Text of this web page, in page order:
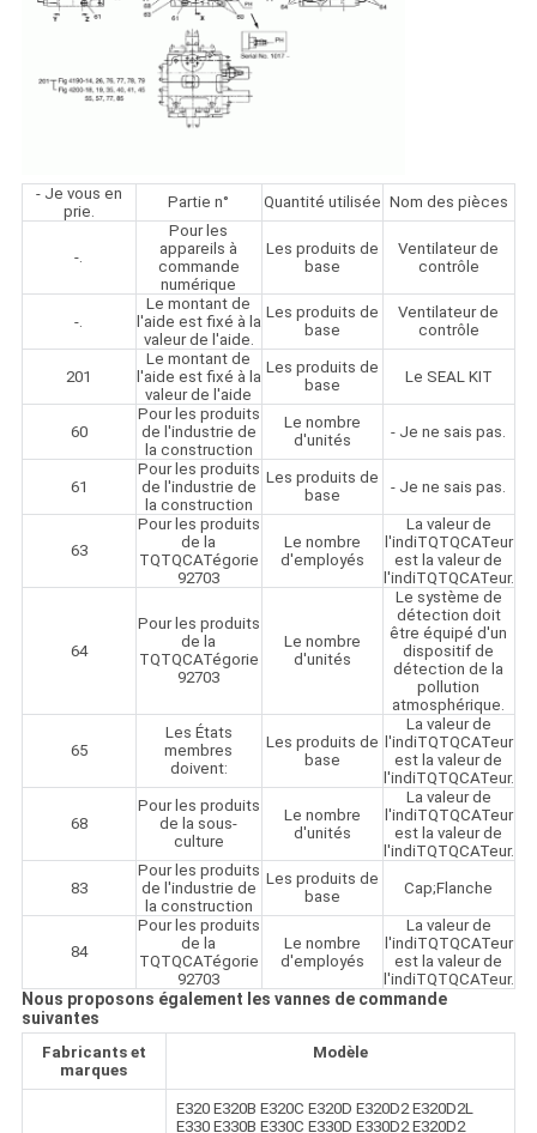
- Je vous en
prie.
Partie n° Quantité utilisée Nom des pièces
-.
Pour les
appareils à
commande
numérique
Les produits de
base
Ventilateur de
contrôle
-.
Le montant de
l'aide est fixé à la
valeur de l'aide.
Les produits de
base
Ventilateur de
contrôle
201
Le montant de
l'aide est fixé à la
valeur de l'aide
Les produits de
base
Le SEAL KIT
60
Pour les produits
de l'industrie de
la construction
Le nombre
d'unités
- Je ne sais pas.
61
Pour les produits
de l'industrie de
la construction
Les produits de
base
- Je ne sais pas.
63
Pour les produits
de la
TQTQCATégorie
92703
Le nombre
d'employés
La valeur de
l'indiTQTQCATeur
est la valeur de
l'indiTQTQCATeur.
64
Pour les produits
de la
TQTQCATégorie
92703
Le nombre
d'unités
Le système de
détection doit
être équipé d'un
dispositif de
détection de la
pollution
atmosphérique.
65
Les États
membres
doivent:
Les produits de
base
La valeur de
l'indiTQTQCATeur
est la valeur de
l'indiTQTQCATeur.
68
Pour les produits
de la sous-
culture
Le nombre
d'unités
La valeur de
l'indiTQTQCATeur
est la valeur de
l'indiTQTQCATeur.
83
Pour les produits
de l'industrie de
la construction
Les produits de
base
Cap;Flanche
84
Pour les produits
de la
TQTQCATégorie
92703
Le nombre
d'employés
La valeur de
l'indiTQTQCATeur
est la valeur de
l'indiTQTQCATeur.
Nous proposons également les vannes de commande
suivantes
Fabricants et
marques
Modèle
E320 E320B E320C E320D E320D2 E320D2L
E330 E330B E330C E330D E330D2 E320D2